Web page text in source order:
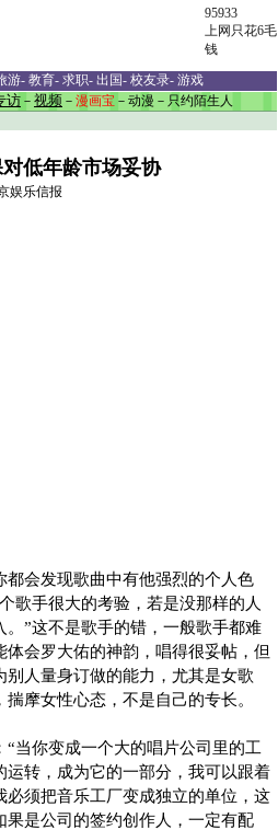
95933
上网只花6毛
钱
游- 教育- 求职- 出国- 校友录- 游戏
访 － 视频 － 漫画宝 － 动漫 － 只约陌生人
低年龄市场妥协
娱乐信报
会发现歌曲中有他强烈的个人色
歌手很大的考验，若是没那样的人
”这不是歌手的错，一般歌手都难
会罗大佑的神韵，唱得很妥帖，但
人量身订做的能力，尤其是女歌
摩女性心态，不是自己的专长。
你变成一个大的唱片公司里的工
转，成为它的一部分，我可以跟着
须把音乐工厂变成独立的单位，这
是公司的签约创作人，一定有配